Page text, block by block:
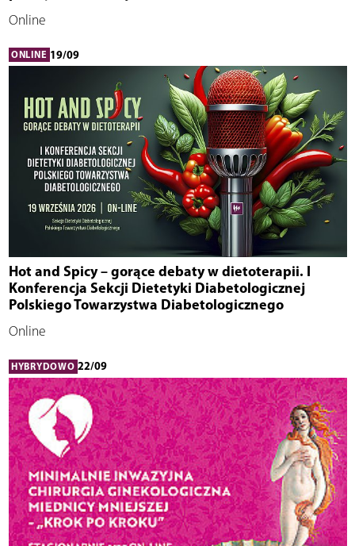
Online
ONLINE 19/09
Hot and Spicy – gorące debaty w dietoterapii. I
Konferencja Sekcji Dietetyki Diabetologicznej
Polskiego Towarzystwa Diabetologicznego
Online
HYBRYDOWO 22/09